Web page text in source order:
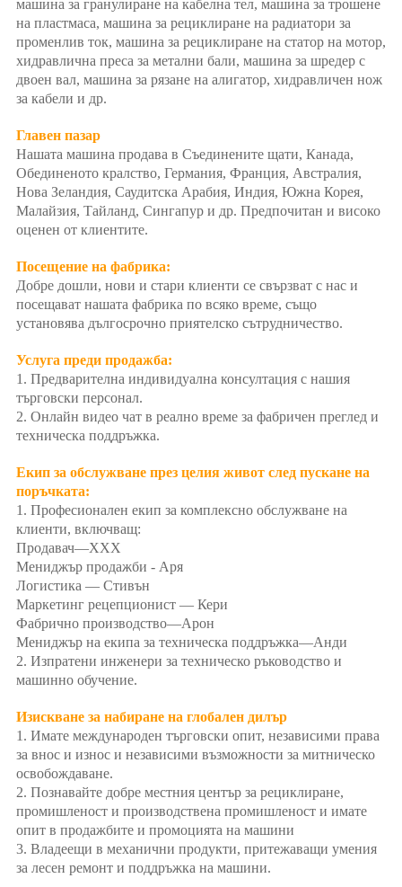
машина за гранулиране на кабелна тел, машина за трошене
на пластмаса, машина за рециклиране на радиатори за
променлив ток, машина за рециклиране на статор на мотор,
хидравлична преса за метални бали, машина за шредер с
двоен вал, машина за рязане на алигатор, хидравличен нож
за кабели и др.
Главен пазар
Нашата машина продава в Съединените щати, Канада,
Обединеното кралство, Германия, Франция, Австралия,
Нова Зеландия, Саудитска Арабия, Индия, Южна Корея,
Малайзия, Тайланд, Сингапур и др. Предпочитан и високо
оценен от клиентите.
Посещение на фабрика:
Добре дошли, нови и стари клиенти се свързват с нас и
посещават нашата фабрика по всяко време, също
установява дългосрочно приятелско сътрудничество.
Услуга преди продажба:
1. Предварителна индивидуална консултация с нашия
търговски персонал.
2. Онлайн видео чат в реално време за фабричен преглед и
техническа поддръжка.
Екип за обслужване през целия живот след пускане на
поръчката:
1. Професионален екип за комплексно обслужване на
клиенти, включващ:
Продавач—XXX
Мениджър продажби - Аря
Логистика — Стивън
Маркетинг рецепционист — Кери
Фабрично производство—Арон
Мениджър на екипа за техническа поддръжка—Анди
2. Изпратени инженери за техническо ръководство и
машинно обучение.
Изискване за набиране на глобален дилър
1. Имате международен търговски опит, независими права
за внос и износ и независими възможности за митническо
освобождаване.
2. Познавайте добре местния център за рециклиране,
промишленост и производствена промишленост и имате
опит в продажбите и промоцията на машини
3. Владеещи в механични продукти, притежаващи умения
за лесен ремонт и поддръжка на машини.